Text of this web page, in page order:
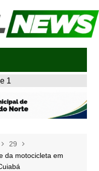
1
29
da motocicleta em